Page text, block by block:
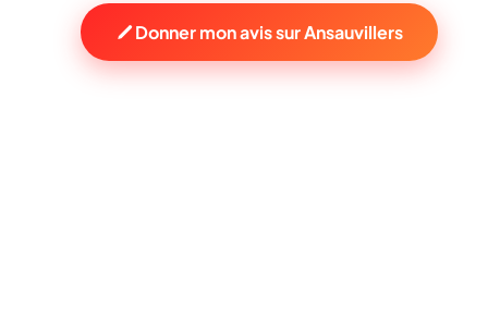
Donner mon avis sur Ansauvillers